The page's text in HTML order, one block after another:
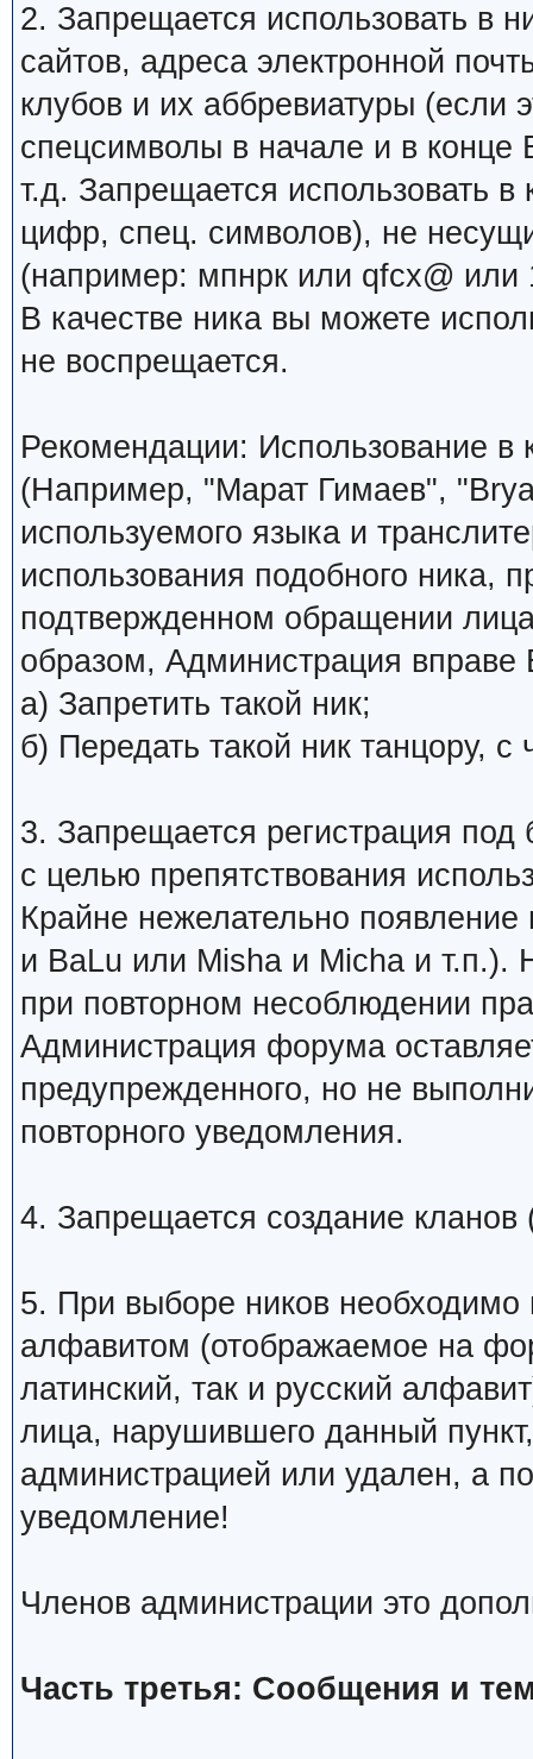
2. Запрещается использовать в
сайтов, адреса электронной
клубов и их аббревиатуры (если
спецсимволы в начале и в
т.д. Запрещается использовать
цифр, спец. символов), не
(например: мпнрк или qfcx@ или
В качестве ника вы можете
не воспрещается.
Рекомендации: Использование в
(Например, "Марат Гимаев",
используемого языка и
использования подобного ника,
подтвержденном обращении
образом, Администрация
а) Запретить такой ник;
б) Передать такой ник танцору,
3. Запрещается регистрация
с целью препятствования
Крайне нежелательно
и BaLu или Misha и Micha и т.п.).
при повторном несоблюдении
Администрация форума
предупрежденного, но не
повторного уведомления.
4. Запрещается создание
5. При выборе ников необходимо
алфавитом (отображаемое на
латинский, так и русский
лица, нарушившего данный
администрацией или удален, а
уведомление!
Членов администрации это
Часть третья: Сообщения и